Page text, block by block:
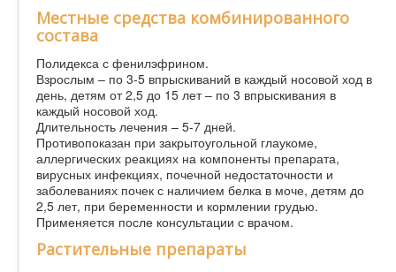
Местные средства комбинированного
состава
Полидекса с фенилэфрином.
Взрослым – по 3-5 впрыскиваний в каждый носовой ход в
день, детям от 2,5 до 15 лет – по 3 впрыскивания в
каждый носовой ход.
Длительность лечения – 5-7 дней.
Противопоказан при закрытоугольной глаукоме,
аллергических реакциях на компоненты препарата,
вирусных инфекциях, почечной недостаточности и
заболеваниях почек с наличием белка в моче, детям до
2,5 лет, при беременности и кормлении грудью.
Применяется после консультации с врачом.
Растительные препараты